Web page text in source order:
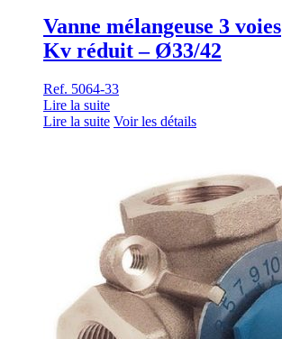
Vanne mélangeuse 3 voies
Kv réduit – Ø33/42
Ref. 5064-33
Lire la suite
Lire la suite Voir les détails